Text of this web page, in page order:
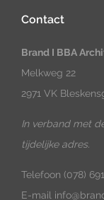
Contact
Brand I BBA
Melkweg 22
2971 VK
In verband met
tijdelijke adres.
Telefoon (078)
E-mail